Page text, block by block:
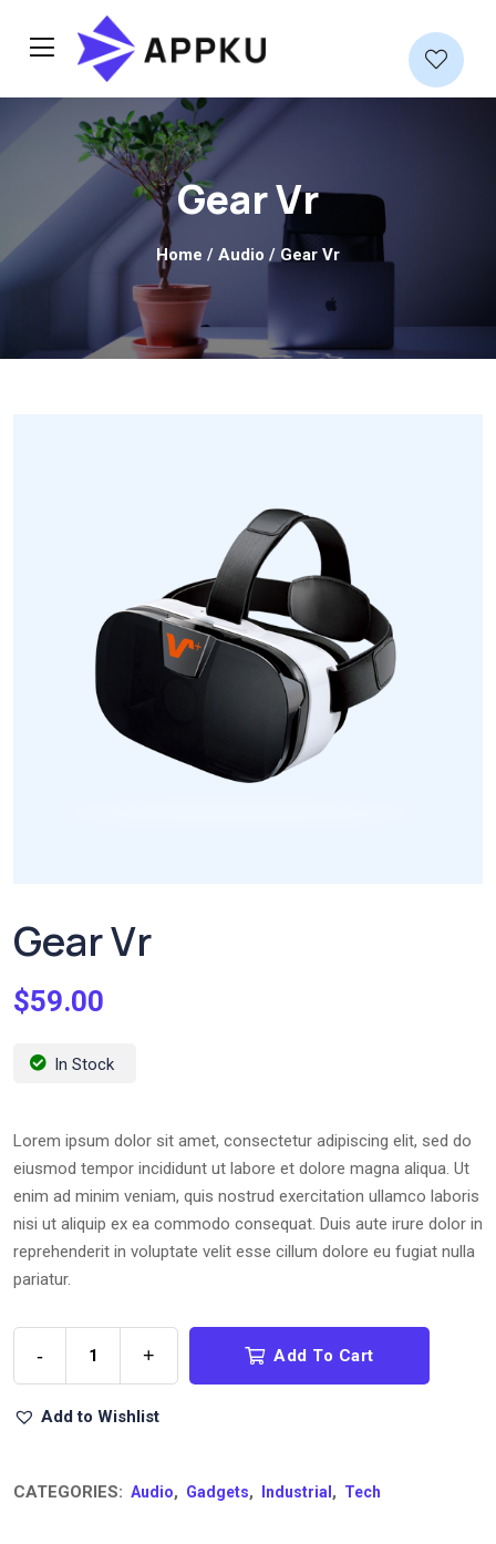
Gear Vr
Home / Audio / Gear Vr
Gear Vr
$59.00
In Stock
Lorem ipsum dolor sit amet, consectetur adipiscing elit, sed do
eiusmod tempor incididunt ut labore et dolore magna aliqua. Ut
enim ad minim veniam, quis nostrud exercitation ullamco laboris
nisi ut aliquip ex ea commodo consequat. Duis aute irure dolor in
reprehenderit in voluptate velit esse cillum dolore eu fugiat nulla
pariatur.
- + Add To Cart
Add to Wishlist
CATEGORIES: Audio, Gadgets, Industrial , Tech